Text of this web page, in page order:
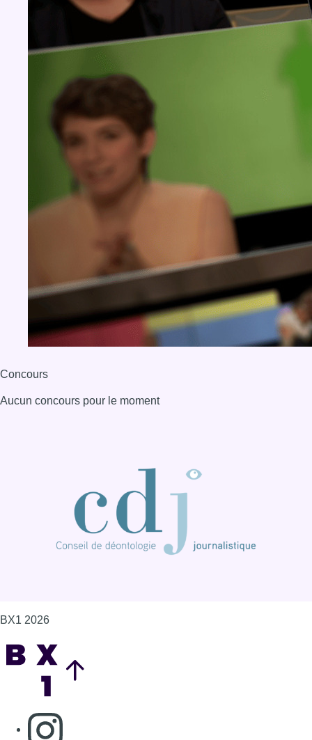
Concours
Aucun concours pour le moment
BX1 2026
Consulter page Instagram